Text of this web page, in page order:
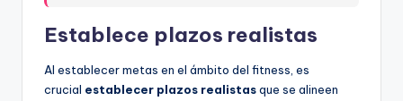
Establece plazos realistas
Al establecer metas en el ámbito del fitness, es
crucial establecer plazos realistasque se alineen